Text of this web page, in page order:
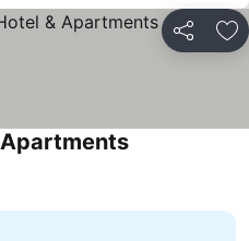
Sdílet
Apartments